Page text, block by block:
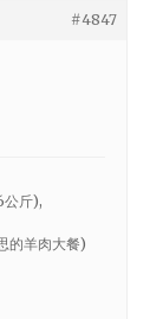
#4847
公斤),
的羊肉大餐)